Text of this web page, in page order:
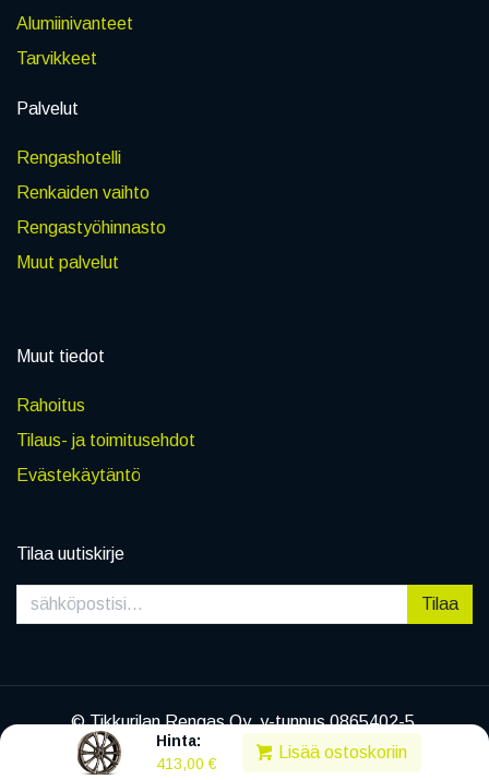
Hinta:
413,00 €
Lisää ostoskoriin
Alumiinivanteet
Tarvikkeet
Palvelut
Rengashotelli
Renkaiden vaihto
Rengastyöhinnasto
Muut palvelut
Muut tiedot
Rahoitus
Tilaus- ja toimitusehdot
Evästekäytäntö
Tilaa uutiskirje
Tilaa
© Tikkurilan Rengas Oy, y-tunnus 0865402-5
|Tietosuojaseloste